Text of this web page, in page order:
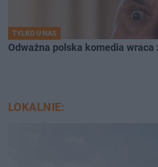
TYLKO U NAS
Odważna polska komedia
LOKALNIE: